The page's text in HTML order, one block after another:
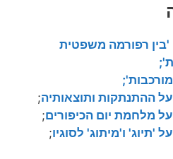
רפורמה משפטית
ההתנתקות ותוצאותיה;
מלחמת יום הכיפורים;
'תיוג' ו'מיתוג' לסוגיו;